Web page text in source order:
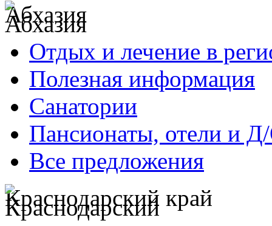
Абхазия
Отдых и лечение в
Полезная информация
Санатории
Пансионаты, отели и
Все предложения
Краснодарский край